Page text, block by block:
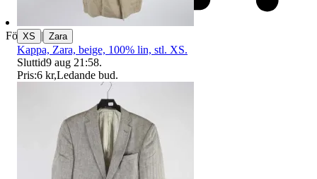
Företag
XS | Zara
Kappa, Zara, beige, 100% lin, stl. XS.
Sluttid9 aug 21:58.
Pris:6 kr,Ledande bud.